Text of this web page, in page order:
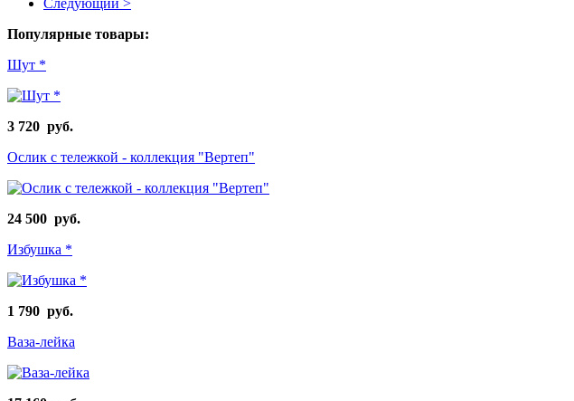
Популярные товары:
Шут *
3 720 руб.
Ослик с тележкой - коллекция "Вертеп"
24 500 руб.
Избушка *
1 790 руб.
Ваза-лейка